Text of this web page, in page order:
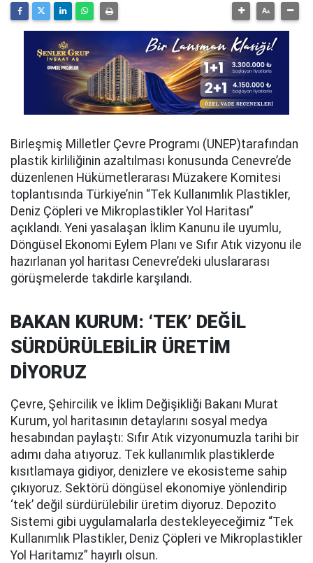
Birleşmiş Milletler Çevre Programı (UNEP)tarafından
plastik kirliliğinin azaltılması konusunda Cenevre’de
düzenlenen Hükümetlerarası Müzakere Komitesi
toplantısında Türkiye’nin “Tek Kullanımlık Plastikler,
Deniz Çöpleri ve Mikroplastikler Yol Haritası”
açıklandı. Yeni yasalaşan İklim Kanunu ile uyumlu,
Döngüsel Ekonomi Eylem Planı ve Sıfır Atık vizyonu ile
hazırlanan yol haritası Cenevre’deki uluslararası
görüşmelerde takdirle karşılandı.
BAKAN KURUM: ‘TEK’ DEĞİL
SÜRDÜRÜLEBİLİR ÜRETİM
DİYORUZ
Çevre, Şehircilik ve İklim Değişikliği Bakanı Murat
Kurum, yol haritasının detaylarını sosyal medya
hesabından paylaştı: Sıfır Atık vizyonumuzla tarihi bir
adımı daha atıyoruz. Tek kullanımlık plastiklerde
kısıtlamaya gidiyor, denizlere ve ekosisteme sahip
çıkıyoruz. Sektörü döngüsel ekonomiye yönlendirip
‘tek’ değil sürdürülebilir üretim diyoruz. Depozito
Sistemi gibi uygulamalarla destekleyeceğimiz “Tek
Kullanımlık Plastikler, Deniz Çöpleri ve Mikroplastikler
Yol Haritamız” hayırlı olsun.